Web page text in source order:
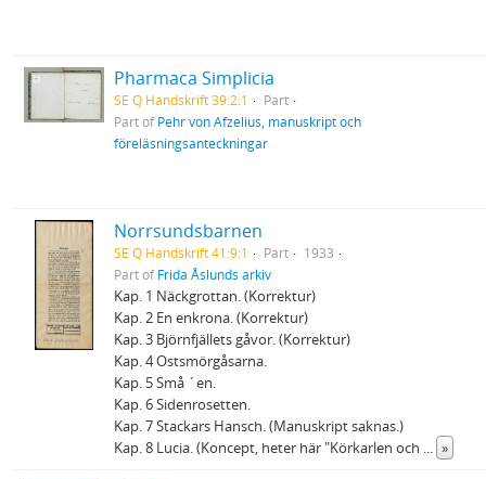
Pharmaca Simplicia
SE Q Handskrift 39:2:1
Part
Part ofPehr von Afzelius, manuskript och
föreläsningsanteckningar
Norrsundsbarnen
SE Q Handskrift 41:9:1 Part
1933
Part ofFrida Åslunds arkiv
Kap. 1 Näckgrottan. (Korrektur)
Kap. 2 En enkrona. (Korrektur)
Kap. 3 Björnfjällets gåvor. (Korrektur)
Kap. 4 Ostsmörgåsarna.
Kap. 5 Små ´en.
Kap. 6 Sidenrosetten.
Kap. 7 Stackars Hansch. (Manuskript saknas.)
Kap. 8 Lucia. (Koncept, heter här "Körkarlen och ... »